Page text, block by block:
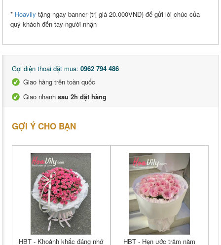
* Hoavily tặng ngay banner (trị giá 20.000VND) để gửi lời chúc của
quý khách đến tay người nhận
Gọi điện thoại đặt mua: 0962 794 486
Giao hàng trên toàn quốc
Giao nhanh sau 2h đặt hàng
GỢI Ý CHO BẠN
HBT - Khoảnh khắc đáng nhớ HBT - Hẹn ước trăm năm